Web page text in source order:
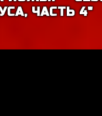
ЧАСТЬ 4"